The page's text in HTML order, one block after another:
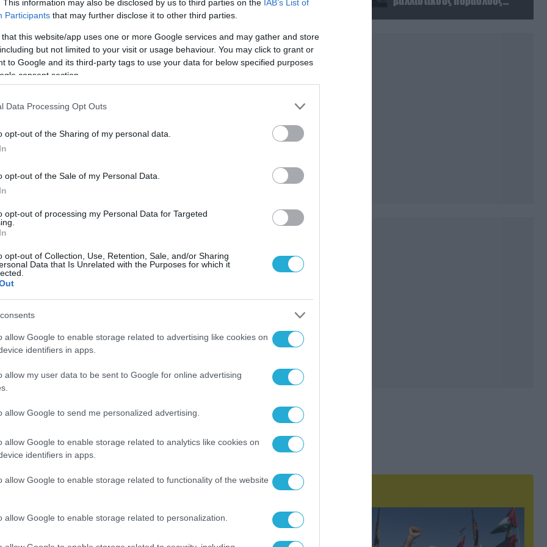
This information may also be disclosed by us to third parties on the IAB’s List of
Participants that may further disclose it to other third parties.
that this website/app uses one or more Google services and may gather and store
but not limited to your visit or usage behaviour. You may click to grant or
to Google and its third-party tags to use your data for below specified purposes
consent section.
Data Processing Opt Outs
opt-out of the Sharing of my personal data.
opt-out of the Sale of my Personal Data.
opt-out of processing my Personal Data for Targeted
opt-out of Collection, Use, Retention, Sale, and/or Sharing
Data that Is Unrelated with the Purposes for which it
allow Google to enable storage related to advertising like cookies on
identifiers in apps.
allow my user data to be sent to Google for online advertising
allow Google to send me personalized advertising.
allow Google to enable storage related to analytics like cookies on
identifiers in apps.
allow Google to enable storage related to functionality of the website
allow Google to enable storage related to personalization.
defencenet.gr
ΑΡΘΡΟ
με στρατιωτικό εξοπλισμό